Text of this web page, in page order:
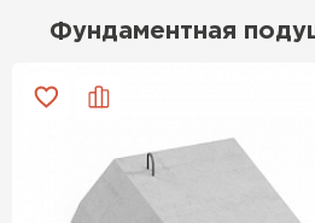
Фундаментная